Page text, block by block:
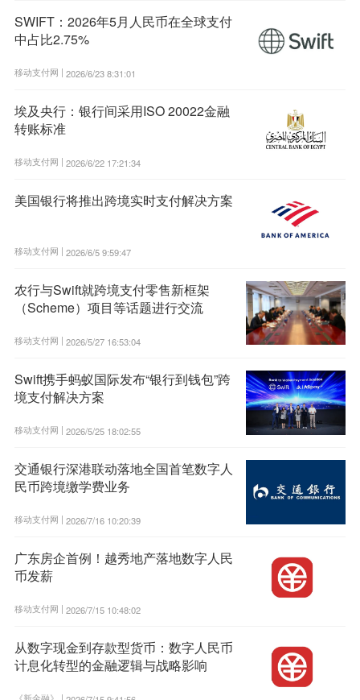
SWIFT：2026年5月人民币在全球支付
中占比2.75%
移动支付网 | 2026/6/23 8:31:01
埃及央行：银行间采用ISO 20022金融
转账标准
移动支付网 | 2026/6/22 17:21:34
美国银行将推出跨境实时支付解决方案
移动支付网 | 2026/6/5 9:59:47
农行与Swift就跨境支付零售新框架
（Scheme）项目等话题进行交流
移动支付网 | 2026/5/27 16:53:04
Swift携手蚂蚁国际发布“银行到钱包”跨
境支付解决方案
移动支付网 | 2026/5/25 18:02:55
交通银行深港联动落地全国首笔数字人
民币跨境缴学费业务
移动支付网 | 2026/7/16 10:20:39
广东房企首例！越秀地产落地数字人民
币发薪
移动支付网 | 2026/7/15 10:48:02
从数字现金到存款型货币：数字人民币
计息化转型的金融逻辑与战略影响
《新金融》 |